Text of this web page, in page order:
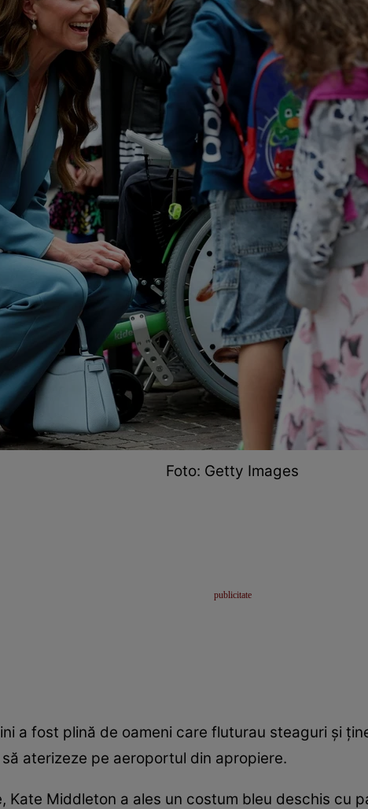
Foto: Getty Images
a fost plină de oameni care fluturau steaguri și
aterizeze pe aeroportul din apropiere.
Kate Middleton a ales un costum bleu deschis cu